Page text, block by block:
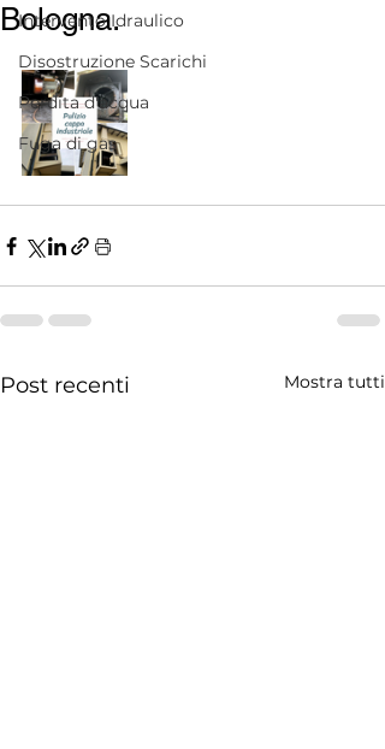
Intervento Idraulico
Disostruzione Scarichi
Perdita d'acqua
Fuga di gas
Bologna.
Post recenti Mostra tutti